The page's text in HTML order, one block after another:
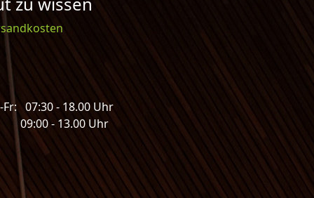
Fr: 07:30 - 18.00 Uhr
09:00 - 13.00 Uhr